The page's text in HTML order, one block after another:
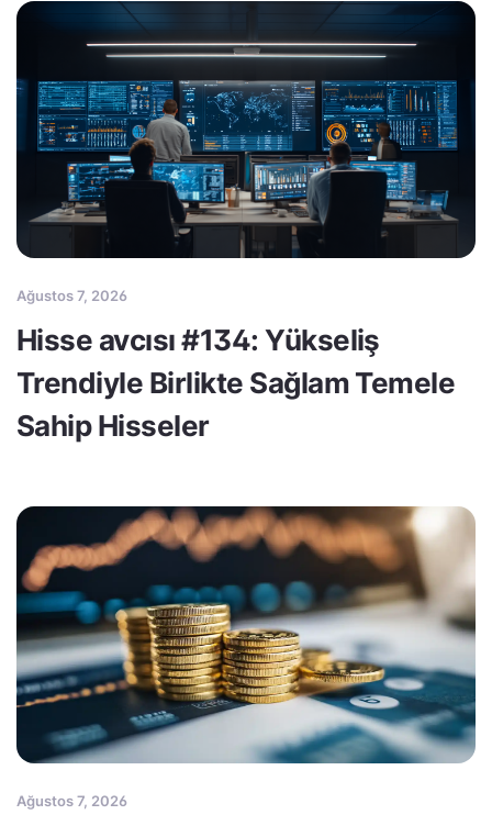
Ağustos 7, 2026
Hisse avcısı #134: Yükseliş
Trendiyle Birlikte Sağlam Temele
Sahip Hisseler
Ağustos 7, 2026